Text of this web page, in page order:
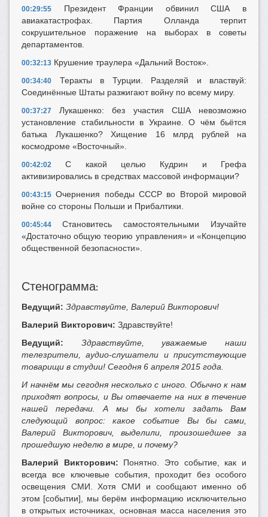
00:29:55 Президент Франции обвинил США в
авиакатастрофах. Партия Олланда терпит
сокрушительное поражение на выборах в советы
департаментов.
00:32:13 Крушение траулера «Дальний Восток».
00:34:40 Теракты в Турции. Разделяй и властвуй:
Соединённые Штаты разжигают войну по всему миру.
00:37:27 Лукашенко: без участия США невозможно
установление стабильности в Украине. О чём бьётся
батька Лукашенко? Хищение 16 млрд рублей на
космодроме «Восточный».
00:42:02
С какой целью Кудрин и Грефа
активизировались в средствах массовой информации?
00:43:15 Очернения победы СССР во Второй мировой
войне со стороны Польши и Прибалтики.
00:45:44
Становитесь самостоятельными Изучайте
«Достаточно общую теорию управления» и «Концепцию
общественной безопасности».
Стенограмма:
Ведущий: Здравствуйте, Валерий Викторович!
Валерий Викторович: Здравствуйте!
Ведущий:
Здравствуйте, уважаемые наши
телезрители, аудио-слушатели и присутствующие
товарищи в студии! Сегодня 6 апреля 2015 года.
И начнём мы сегодня несколько с иного. Обычно к нам
приходят вопросы, и Вы отвечаете на них в течение
нашей передачи. А мы бы хотели задать Вам
следующий вопрос: какое событие Вы бы сами,
Валерий Викторович, выделили, произошедшее за
прошедшую неделю в мире, и почему?
Валерий Викторович: Понятно. Это событие, как и
всегда все ключевые события, проходит без особого
освещения СМИ. Хотя СМИ и сообщают именно об
этом [событии], мы берём информацию исключительно
в открытых источниках, основная масса населения это